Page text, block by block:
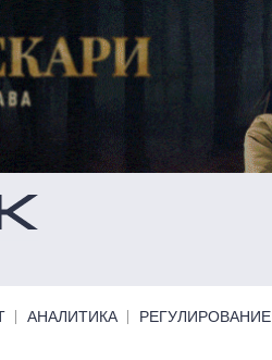
АНАЛИТИКА РЕГУЛИРОВАНИЕ